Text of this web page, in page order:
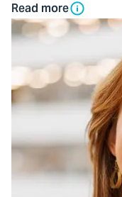
Read more
Open
modal
of
Veronika
Brantová